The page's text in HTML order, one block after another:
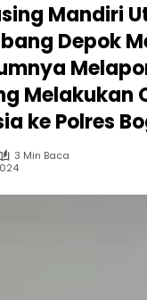
Mandiri
Depok
Melakukan
ke Polres
3 Min Baca